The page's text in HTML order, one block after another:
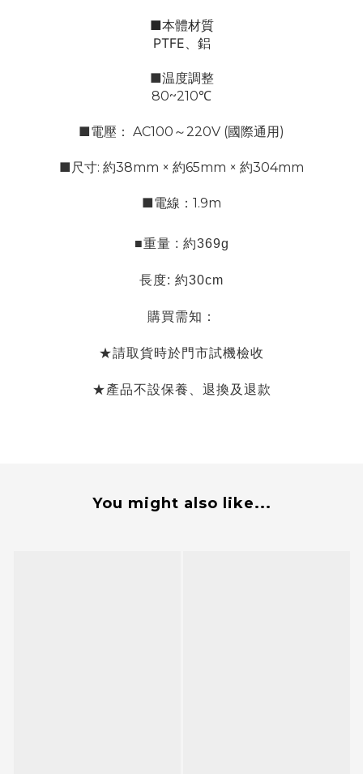
■本體材質
PTFE、鋁
■温度調整
80~210℃
■電壓： AC100～220V (國際通用)
■ 尺寸: 約38mm × 約65mm × 約304mm
■電線 ：1.9m
■重量 : 約369g
長度: 約30cm
購買需知：
★請取貨時於門市試機檢收
★產品不設保養、退換及退款
You might also like...